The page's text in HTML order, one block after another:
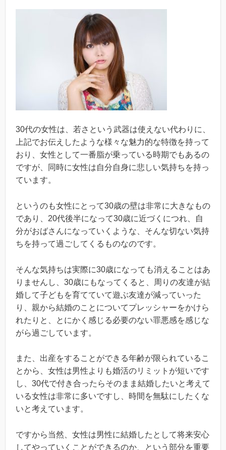
30代の女性は、若さという武器は使えない代わりに、
上記でお伝えしたような様々な魅力的な特徴を持って
おり、女性として一番脂が乗っている時期でもあるの
ですが、同時に女性は自分自身に悲しい気持ちを持っ
ています。
というのも女性にとって30歳の壁は非常に大きなもの
であり、20代後半になって30歳に近づくにつれ、自
分がおばさんになっていくような、そんな切ない気持
ちを持って過ごしてくるものなのです。
そんな気持ちは実際に30歳になっても消えることはあ
りませんし、30歳にもなってくると、周りの友達が結
婚して子どもを育てていて遊ぶ友達が減っていった
り、親から結婚のことについてプレッシャーをかけら
れたりと、とにかく感じる必要のない罪悪感を感じな
がら過ごしています。
また、出産をすることができる年齢が限られているこ
とから、女性は男性よりも婚活のリミットが短いです
し、30代で付き合ったらそのまま結婚したいと考えて
いる女性は非常に多いですし、時間を無駄にしたくな
いと考えています。
ですから当然、女性は男性に結婚したとして将来安心
してやっていくことができるのか、という部分を重要